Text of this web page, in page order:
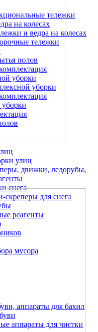
тележки
на колесах
и ведра на колесах
тележки
полов
уборки
уборки
уборки
улиц
движки, ледорубы,
снега
для снега
реагенты
мусора
аппараты для бахил
аппараты для чистки